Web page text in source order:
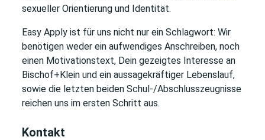
sexueller Orientierung und Identität.
Easy Apply ist für uns nicht nur ein Schlagwort: Wir
benötigen weder ein aufwendiges Anschreiben, noch
einen Motivationstext, Dein gezeigtes Interesse an
Bischof+Klein und ein aussagekräftiger Lebenslauf,
sowie die letzten beiden Schul-/Abschlusszeugnisse
reichen uns im ersten Schritt aus.
Kontakt